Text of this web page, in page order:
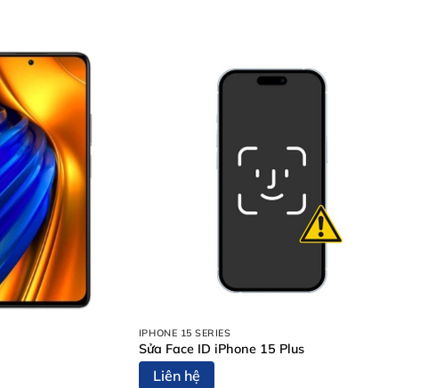
IPHONE 15 SERIES
Sửa Face ID iPhone 15 Plus
Liên hệ